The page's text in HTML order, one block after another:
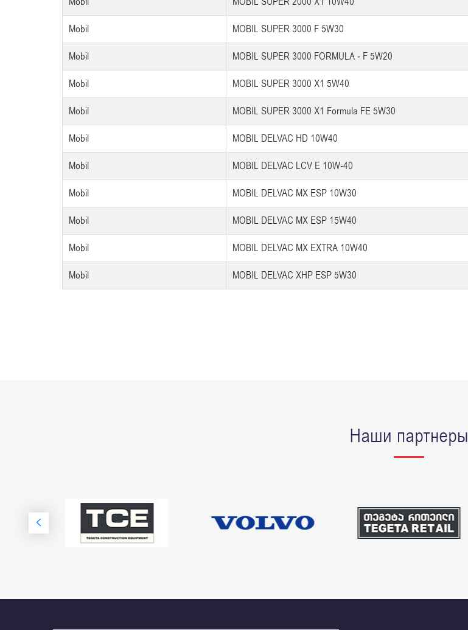
Mobil MOBIL SUPER 3000 F 5W30
Mobil MOBIL SUPER 3000 FORMULA - F 5W20
Mobil MOBIL SUPER 3000 X1 5W40
Mobil MOBIL SUPER 3000 X1 Formula FE 5W30
Mobil MOBIL DELVAC HD 10W40
Mobil MOBIL DELVAC LCV E 10W-40
Mobil MOBIL DELVAC MX ESP 10W30
Mobil MOBIL DELVAC MX ESP 15W40
Mobil MOBIL DELVAC MX EXTRA 10W40
Mobil MOBIL DELVAC XHP ESP 5W30
Наши партнеры